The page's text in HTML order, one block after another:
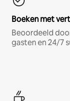
Boeken met
Beoordeeld
gasten en 24/7